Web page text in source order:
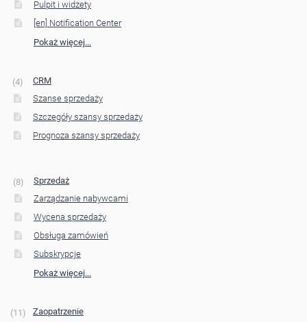
Pulpit i widżety
[en] Notification Center
Pokaż więcej...
4
CRM
Szanse sprzedaży
Szczegóły szansy sprzedaży
Prognoza szansy sprzedaży
8
Sprzedaż
Zarządzanie nabywcami
Wycena sprzedaży
Obsługa zamówień
Subskrypcje
Pokaż więcej...
11 Zaopatrzenie